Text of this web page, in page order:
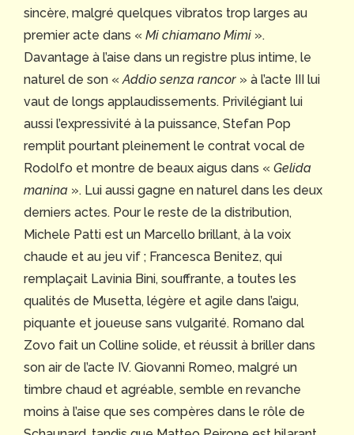
sincère, malgré quelques vibratos trop larges au
premier acte dans « Mi chiamano Mimi ».
Davantage à l’aise dans un registre plus intime, le
naturel de son «Addio senza rancor » à l’acte III lui
vaut de longs applaudissements. Privilégiant lui
aussi l’expressivité à la puissance, Stefan Pop
remplit pourtant pleinement le contrat vocal de
Rodolfo et montre de beaux aigus dans « Gelida
manina ». Lui aussi gagne en naturel dans les deux
derniers actes. Pour le reste de la distribution,
Michele Patti est un Marcello brillant, à la voix
chaude et au jeu vif ; Francesca Benitez, qui
remplaçait Lavinia Bini, souffrante, a toutes les
qualités de Musetta, légère et agile dans l’aigu,
piquante et joueuse sans vulgarité. Romano dal
Zovo fait un Colline solide, et réussit à briller dans
son air de l’acte IV. Giovanni Romeo, malgré un
timbre chaud et agréable, semble en revanche
moins à l’aise que ses compères dans le rôle de